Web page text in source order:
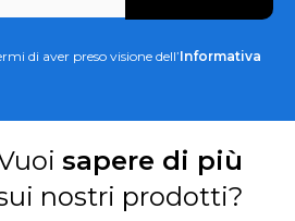
di aver preso visione dell’Informativa
sapere di più
nostri prodotti?